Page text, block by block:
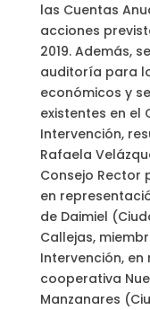
las Cuentas
acciones
2019. Además,
auditoría para
económicos y
existentes en el
Intervención,
Rafaela
Consejo Rector
en
de Daimiel
Callejas,
Intervención,
cooperativa
Manzanares